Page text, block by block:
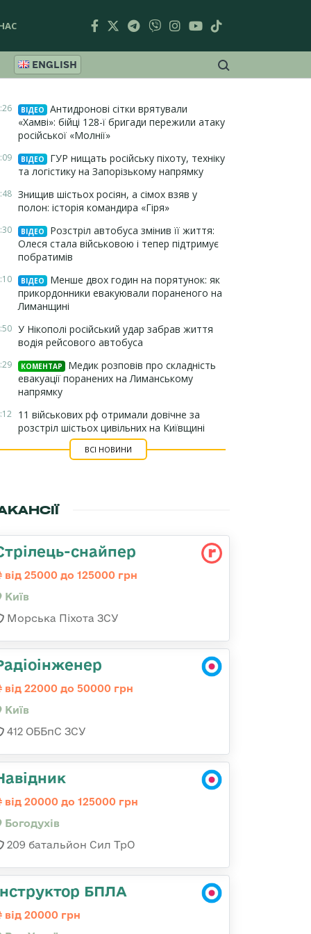
ENGLISH
ВІДЕО
Антидронові сітки врятували
«Хамві»: бійці 128-ї бригади пережили атаку
російської «Молнії»
ВІДЕО
ГУР нищать російську піхоту, техніку
та логістику на Запорізькому напрямку
Знищив шістьох росіян, а сімох взяв у
полон: історія командира «Гіря»
ВІДЕО
Розстріл автобуса змінив її життя:
Олеся стала військовою і тепер підтримує
побратимів
ВІДЕО
Менше двох годин на порятунок: як
прикордонники евакуювали пораненого на
Лиманщині
У Нікополі російський удар забрав життя
водія рейсового автобуса
КОМЕНТАР
Медик розповів про складність
евакуації поранених на Лиманському
напрямку
11 військових рф отримали довічне за
розстріл шістьох цивільних на Київщині
ВСІ НОВИНИ
снайпеp
від 25000 до 125000 грн
Київ
Морська Піхота ЗСУ
від 22000 до 50000 грн
Київ
412 ОББпС ЗСУ
від 20000 до 125000 грн
Богодухів
209 батальйон Сил ТрО
БПЛА
від 20000 грн